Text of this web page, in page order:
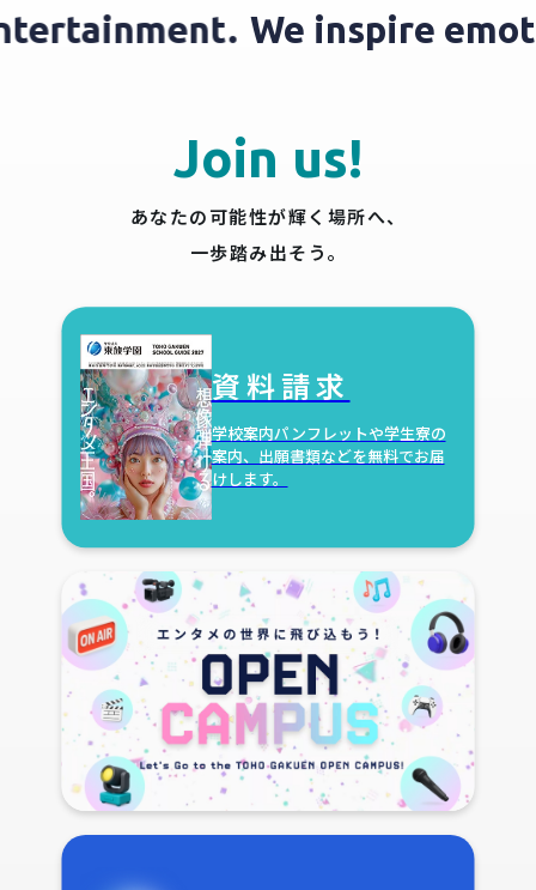
We inspire
Join us!
あなたの可能性が輝く場所へ、
一歩踏み出そう。
資料請求
学校案内パンフレットや学生寮の
案内、出願書類などを無料でお届
けします。